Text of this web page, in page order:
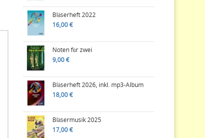
Bläserheft 2022
16,00 €
Noten für zwei
9,00 €
Bläserheft 2026, inkl. mp3-Album
18,00 €
Bläsermusik 2025
17,00 €